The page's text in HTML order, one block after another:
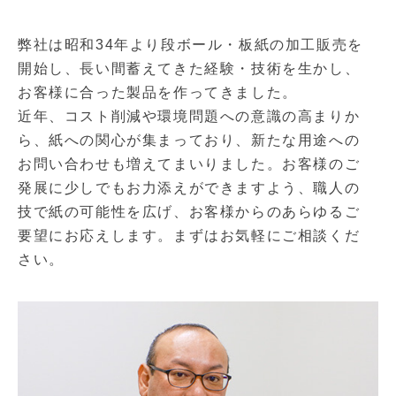
弊社は昭和34年より段ボール・板紙の加工販売を
開始し、長い間蓄えてきた経験・技術を生かし、
お客様に合った製品を作ってきました。
近年、コスト削減や環境問題への意識の高まりか
ら、紙への関心が集まっており、新たな用途への
お問い合わせも増えてまいりました。お客様のご
発展に少しでもお力添えができますよう、職人の
技で紙の可能性を広げ、お客様からのあらゆるご
要望にお応えします。まずはお気軽にご相談くだ
さい。